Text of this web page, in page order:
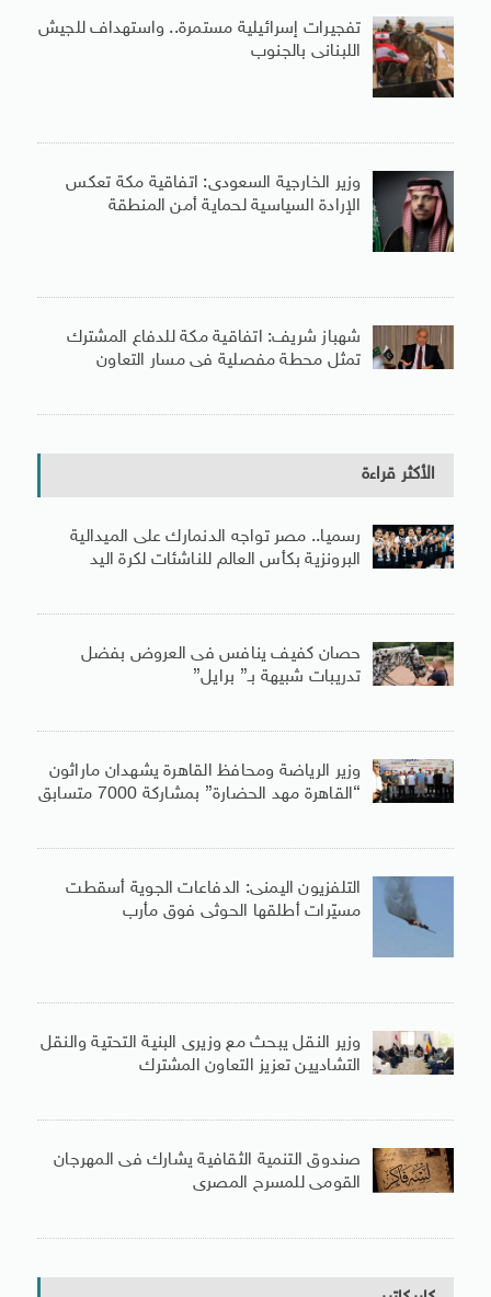
تفجيرات إسرائيلية مستمرة.. واستهداف للجيش
اللبنانى بالجنوب
وزير الخارجية السعودى: اتفاقية مكة تعكس
الإرادة السياسية لحماية أمن المنطقة
شهباز شريف: اتفاقية مكة للدفاع المشترك
تمثل محطة مفصلية فى مسار التعاون
الأكثر قراءة
رسميا.. مصر تواجه الدنمارك على الميدالية
البرونزية بكأس العالم للناشئات لكرة اليد
حصان كفيف ينافس فى العروض بفضل
تدريبات شبيهة بـ” برايل”
وزير الرياضة ومحافظ القاهرة يشهدان ماراثون
“القاهرة مهد الحضارة” بمشاركة 7000 متسابق
التلفزيون اليمنى: الدفاعات الجوية أسقطت
مسيّرات أطلقها الحوثى فوق مأرب
وزير النقل يبحث مع وزيرى البنية التحتية والنقل
التشاديين تعزيز التعاون المشترك
صندوق التنمية الثقافية يشارك فى المهرجان
القومى للمسرح المصرى